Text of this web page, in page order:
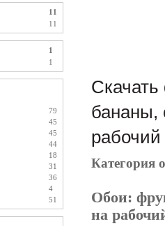
11
11
1
1
79
45
45
44
18
31
36
4
51
бананы,
рабочий
Категория
Обои:
на